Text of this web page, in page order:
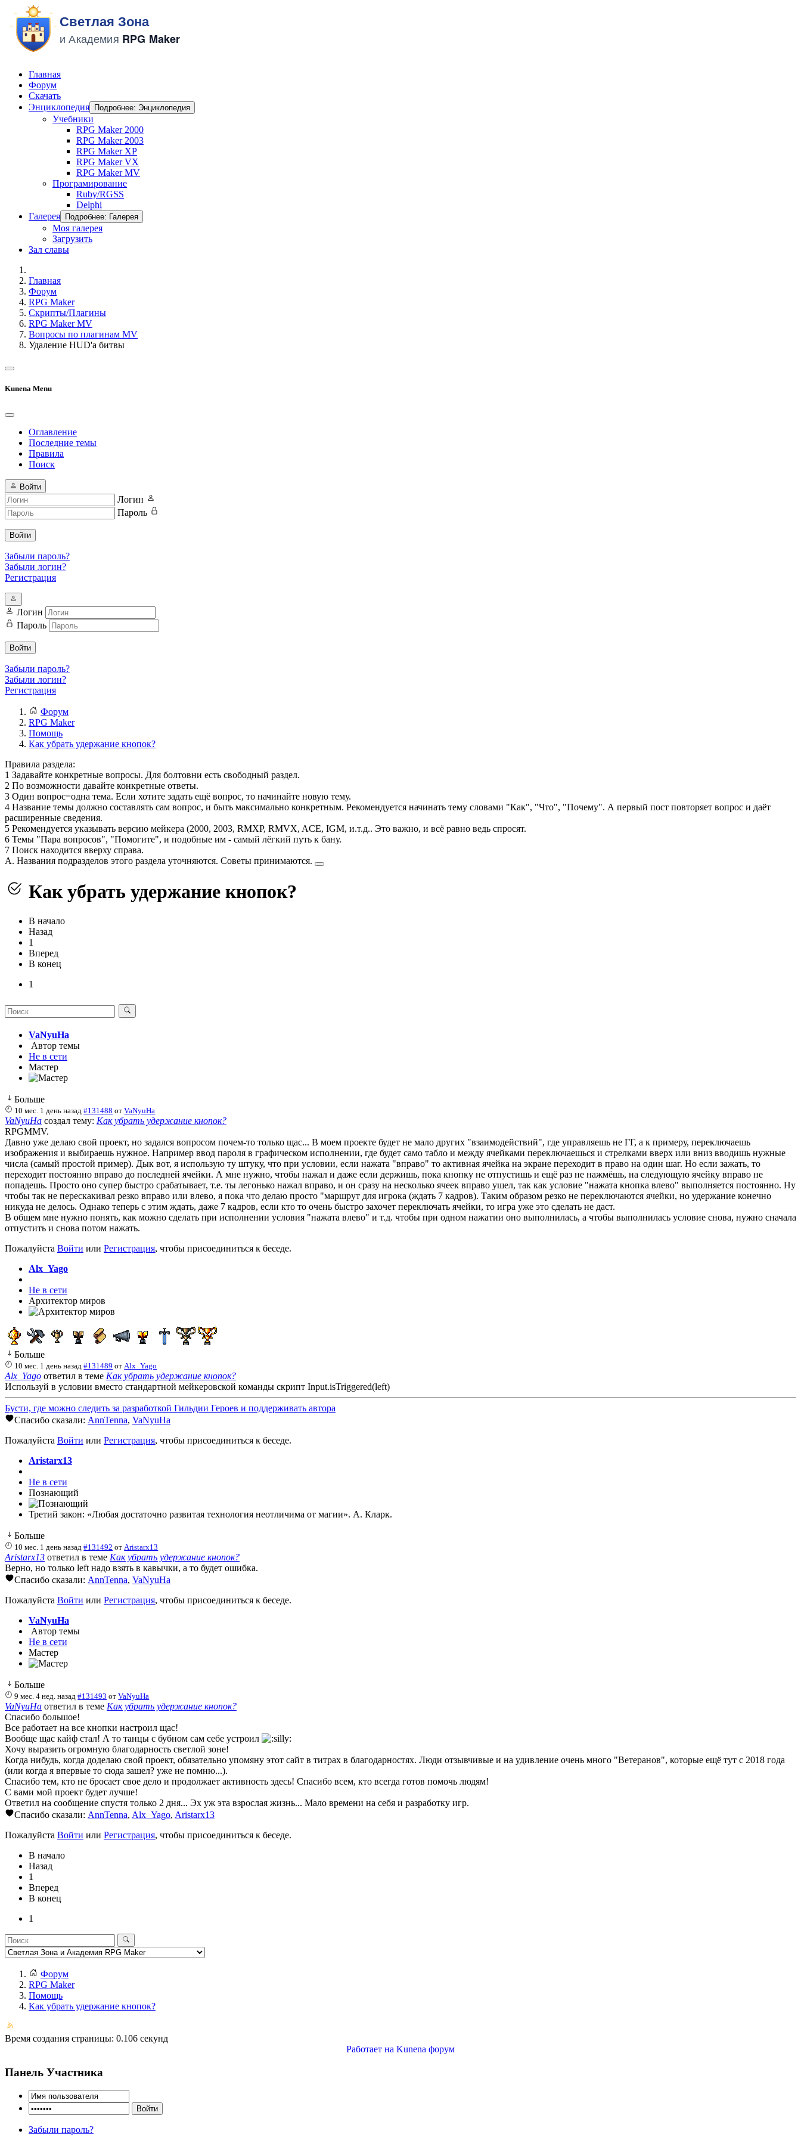
Главная
Форум
Скачать
Энциклопедия
Подробнее: Энциклопедия
Учебники
RPG Maker 2000
RPG Maker 2003
RPG Maker XP
RPG Maker VX
RPG Maker MV
Програмирование
Ruby/RGSS
Delphi
Галерея
Подробнее: Галерея
Моя галерея
Загрузить
Зал славы
Главная
Форум
RPG Maker
Скрипты/Плагины
RPG Maker MV
Вопросы по плагинам MV
Удаление HUD'а битвы
Kunena Menu
Оглавление
Последние темы
Правила
Поиск
Войти
Логин
Пароль
Войти
Забыли пароль?
Забыли логин?
Регистрация
Логин
Пароль
Войти
Забыли пароль?
Забыли логин?
Регистрация
Форум
RPG Maker
Помощь
Как убрать удержание кнопок?
Правила раздела:
1 Задавайте конкретные вопросы. Для болтовни есть свободный раздел.
2 По возможности давайте конкретные ответы.
3 Один вопрос=одна тема. Если хотите задать ещё вопрос, то начинайте новую тему.
4 Название темы должно составлять сам вопрос, и быть максимально конкретным. Рекомендуется начинать тему словами "Как", "Что", "Почему". А первый пост повторяет вопрос и даёт
расширенные сведения.
5 Рекомендуется указывать версию мейкера (2000, 2003, RMXP, RMVX, ACE, IGM, и.т.д.. Это важно, и всё равно ведь спросят.
6 Темы "Пара вопросов", "Помогите", и подобные им - самый лёгкий путь к бану.
7 Поиск находится вверху справа.
А. Названия подразделов этого раздела уточняются. Советы принимаются.
Как убрать удержание кнопок?
В начало
Назад
1
Вперед
В конец
1
VaNyuHa
Автор темы
Не в сети
Мастер
Больше
10 мес. 1 день назад #131488 отVaNyuHa
VaNyuHa создал тему: Как убрать удержание кнопок?
RPGMMV.
Давно уже делаю свой проект, но задался вопросом почем-то только щас... В моем проекте будет не мало других "взаимодействий", где управляешь не ГГ, а к примеру, переключаешь
изображения и выбираешь нужное. Например ввод пароля в графическом исполнении, где будет само табло и между ячейками переключаешься и стрелками вверх или вниз вводишь нужные
числа (самый простой пример). Дык вот, я использую ту штуку, что при условии, если нажата "вправо" то активная ячейка на экране переходит в право на один шаг. Но если зажать, то
переходит постоянно вправо до последней ячейки. А мне нужно, чтобы нажал и даже если держишь, пока кнопку не отпустишь и ещё раз не нажмёшь, на следующую ячейку вправо не
попадешь. Просто оно супер быстро срабатывает, т.е. ты легонько нажал вправо, и он сразу на несколько ячеек вправо ушел, так как условие "нажата кнопка влево" выполняется постоянно. Ну
чтобы так не перескакивал резко вправо или влево, я пока что делаю просто "маршрут для игрока (ждать 7 кадров). Таким образом резко не переключаются ячейки, но удержание конечно
никуда не делось. Однако теперь с этим ждать, даже 7 кадров, если кто то очень быстро захочет переключать ячейки, то игра уже это сделать не даст.
В общем мне нужно понять, как можно сделать при исполнении условия "нажата влево" и т.д. чтобы при одном нажатии оно выполнилась, а чтобы выполнилась условие снова, нужно сначала
отпустить и снова потом нажать.
Пожалуйста Войти или Регистрация, чтобы присоединиться к беседе.
Alx_Yago
Не в сети
Архитектор миров
Больше
10 мес. 1 день назад #131489 от Alx_Yago
Alx_Yago ответил в теме Как убрать удержание кнопок?
Используй в условии вместо стандартной мейкеровской команды скрипт Input.isTriggered(left)
Бусти, где можно следить за разработкой Гильдии Героев и поддерживать автора
Спасибо сказали: AnnTenna, VaNyuHa
Пожалуйста Войти или Регистрация, чтобы присоединиться к беседе.
Aristarx13
Не в сети
Познающий
Третий закон: «Любая достаточно развитая технология неотличима от магии». А. Кларк.
Больше
10 мес. 1 день назад #131492 от Aristarx13
Aristarx13 ответил в теме Как убрать удержание кнопок?
Верно, но только left надо взять в кавычки, а то будет ошибка.
Спасибо сказали: AnnTenna, VaNyuHa
Пожалуйста Войти или Регистрация, чтобы присоединиться к беседе.
VaNyuHa
Автор темы
Не в сети
Мастер
Больше
9 мес. 4 нед. назад #131493 отVaNyuHa
VaNyuHa ответил в теме Как убрать удержание кнопок?
Спасибо большое!
Все работает на все кнопки настроил щас!
Вообще щас кайф стал! А то танцы с бубном сам себе устроил
Хочу выразить огромную благодарность светлой зоне!
Когда нибудь, когда доделаю свой проект, обязательно упомяну этот сайт в титрах в благодарностях. Люди отзывчивые и на удивление очень много "Ветеранов", которые ещё тут с 2018 года
(или когда я впервые то сюда зашел? уже не помню...).
Спасибо тем, кто не бросает свое дело и продолжает активность здесь! Спасибо всем, кто всегда готов помочь людям!
С вами мой проект будет лучше!
Ответил на сообщение спустя только 2 дня... Эх уж эта взрослая жизнь... Мало времени на себя и разработку игр.
Спасибо сказали: AnnTenna, Alx_Yago, Aristarx13
Пожалуйста Войти или Регистрация, чтобы присоединиться к беседе.
В начало
Назад
1
Вперед
В конец
1
Форум
RPG Maker
Помощь
Как убрать удержание кнопок?
Время создания страницы: 0.106 секунд
Работает на Kunena форум
Панель Участника
Забыли пароль?